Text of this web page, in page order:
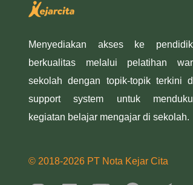
Menyediakan akses ke
berkualitas melalui pelatihan
sekolah dengan topik-topik terkini
support system untuk
kegiatan belajar mengajar di sekolah.
© 2018-2026 PT Nota Kejar Cita